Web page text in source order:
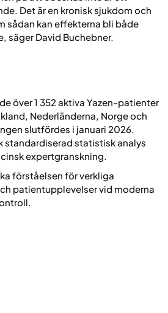
Det är en kronisk sjukdom och
sådan kan effekterna bli både
säger David Buchebner.
över 1 352 aktiva Yazen-patienter
Nederländerna, Norge och
slutfördes i januari 2026.
standardiserad statistisk analys
expertgranskning.
förståelsen för verkliga
patientupplevelser vid moderna